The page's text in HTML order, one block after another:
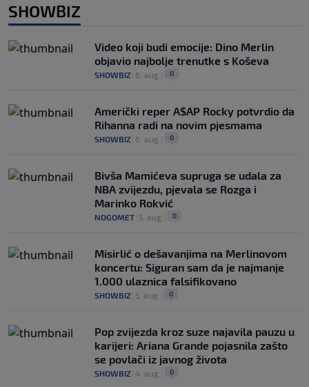
SHOWBIZ
Video koji budi emocije: Dino Merlin
objavio najbolje trenutke s Koševa
SHOWBIZ 6. aug. 0
Američki reper A$AP Rocky potvrdio da
Rihanna radi na novim pjesmama
SHOWBIZ 6. aug. 0
Bivša Mamićeva supruga se udala za
NBA zvijezdu, pjevala se Rozga i
Marinko Rokvić
NOGOMET 5. aug. 0
Misirlić o dešavanjima na Merlinovom
koncertu: Siguran sam da je najmanje
1.000 ulaznica falsifikovano
SHOWBIZ 5. aug. 0
Pop zvijezda kroz suze najavila pauzu u
karijeri: Ariana Grande pojasnila zašto
se povlači iz javnog života
SHOWBIZ 4. aug. 0